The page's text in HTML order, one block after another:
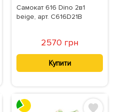
Самокат 616 Dino 2в1
beige, арт. C616D21B
2570 грн
Купити